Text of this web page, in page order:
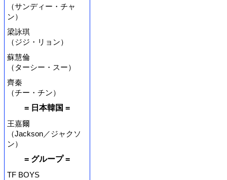
（サンディー・チャ
ン）
梁詠琪
（ジジ・リョン）
蘇慧倫
（ターシー・スー）
齊秦
（チー・チン）
= 日本韓国 =
王嘉爾
（Jackson／ジャクソ
ン）
= グループ =
TF BOYS